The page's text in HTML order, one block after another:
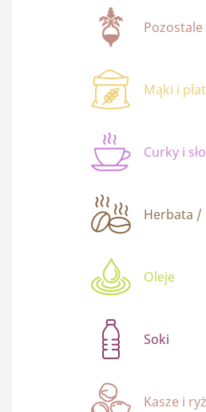
Pozostale
Mąki i
Curky i
Herbata /
Oleje
Soki
Kasze i